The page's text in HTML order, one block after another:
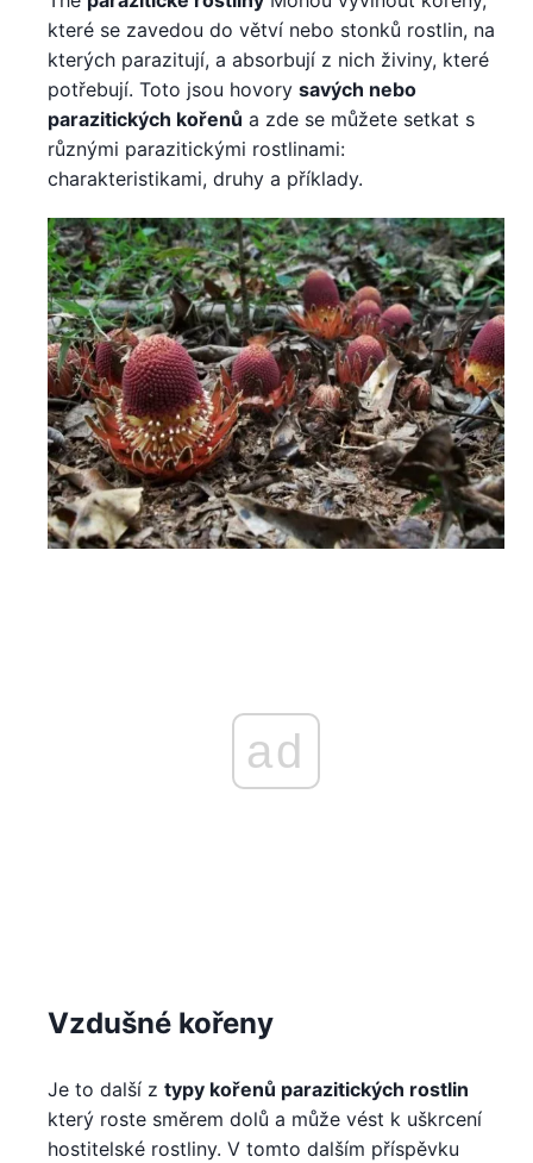
které se zavedou do větví nebo stonků rostlin, na
kterých parazitují, a absorbují z nich živiny, které
potřebují. Toto jsou hovory savých nebo
parazitických kořenů a zde se můžete setkat s
různými parazitickými rostlinami:
charakteristikami, druhy a příklady.
ad
Vzdušné kořeny
Je to další z typy kořenů parazitických rostlin
který roste směrem dolů a může vést k uškrcení
hostitelské rostliny. V tomto dalším příspěvku